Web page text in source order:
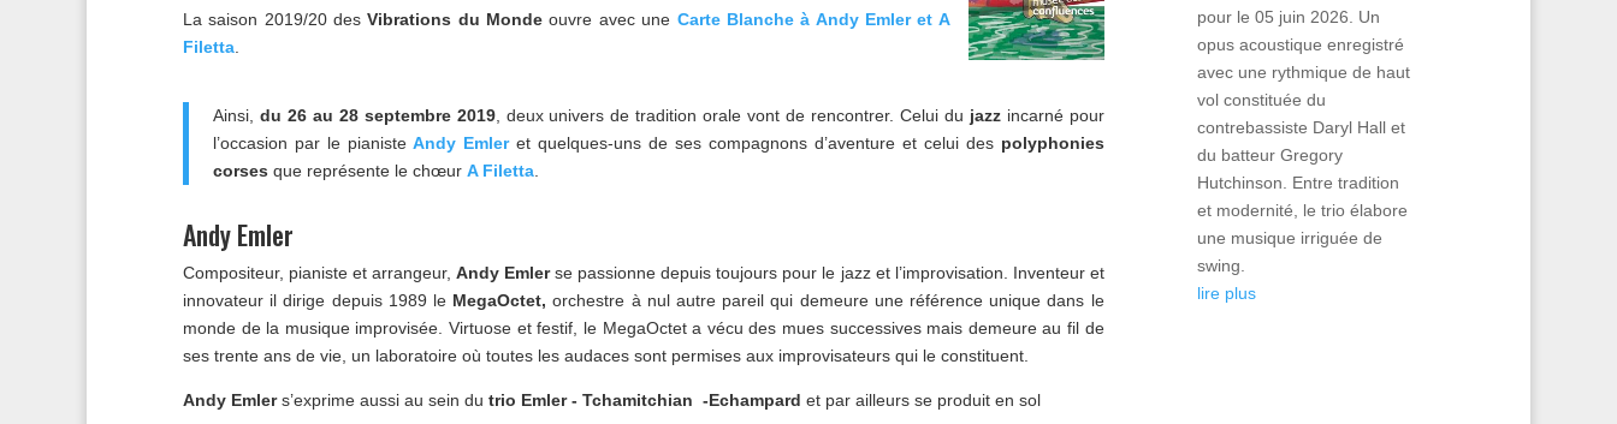
La saison 2019/20 desVibrations du Monde ouvre avec une Carte Blanche à Andy Emler et A
Filetta
Ainsi, du 26 au 28 septembre 2019, deux univers de tradition orale vont de rencontrer. Celui du jazzincarné pour
l’occasion par le pianisteAndy Emleret quelques-uns de ses compagnons d’aventure et celui des polyphonies
corses que représente le chœur A Filetta
Andy Emler
Compositeur, pianiste et arrangeur,Andy Emlerse passionne depuis toujours pour le jazz et l’improvisation. Inventeur et
innovateur il dirige depuis 1989 le MegaOctet, orchestre à nul autre pareil qui demeure une référence unique dans le
monde de la musique improvisée. Virtuose et festif, le MegaOctet a vécu des mues successives mais demeure au fil de
ses trente ans de vie, un laboratoire où toutes les audaces sont permises aux improvisateurs qui le constituent.
Andy Emlers’exprime aussi au sein du trio Emler - Tchamitchian -Echampard et par ailleurs se produit en sol
pour le 05 juin 2026. Un
opus acoustique enregistré
avec une rythmique de haut
vol constituée du
contrebassiste Daryl Hall et
du batteur Gregory
Hutchinson. Entre tradition
et modernité, le trio élabore
une musique irriguée de
swing.
lire plus